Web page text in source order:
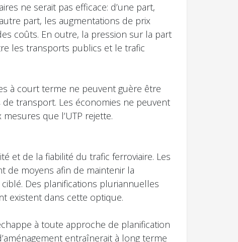
ne serait pas efficace: d’une part,
part, les augmentations de prix
coûts. En outre, la pression sur la part
les transports publics et le trafic
à court terme ne peuvent guère être
transport. Les économies ne peuvent
que l’UTP rejette.
et de la fiabilité du trafic ferroviaire. Les
de moyens afin de maintenir la
Des planifications pluriannuelles
existent dans cette optique.
à toute approche de planification
entraînerait à long terme